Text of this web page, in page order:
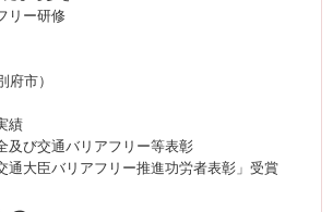
リー研修
府市）
績
及び交通バリアフリー等表彰
通大臣バリアフリー推進功労者表彰」受賞